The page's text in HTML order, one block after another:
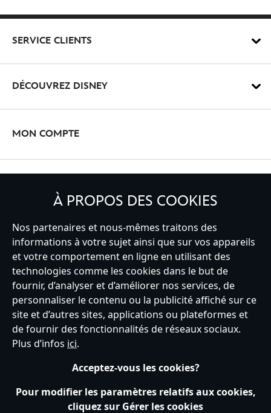
SERVICE CLIENTS
DÉCOUVREZ DISNEY
MON COMPTE
France
Service clients Conditions d’utilisation
Trouver un magasin
Plan du site
Règles de respect de la vie privée
Politique de cookies
Notice relative à la confidentialité
Conditions générales de vente
À PROPOS DES COOKIES
Nos partenaires et nous-mêmes traitons des
informations à votre sujet ainsi que sur vos appareils
et votre comportement en ligne en utilisant des
technologies comme les cookies dans le but de
fournir, d’analyser et d’améliorer nos services, de
personnaliser le contenu ou la publicité affiché sur ce
site et d’autres sites, applications ou plateformes et
de fournir des fonctionnalités de réseaux sociaux.
Plus d’infos ici.
Acceptez-vous les cookies?
Pour modifier les paramètres relatifs aux cookies,
cliquez sur Gérer les cookies